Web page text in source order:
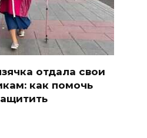
отдала свои
как помочь